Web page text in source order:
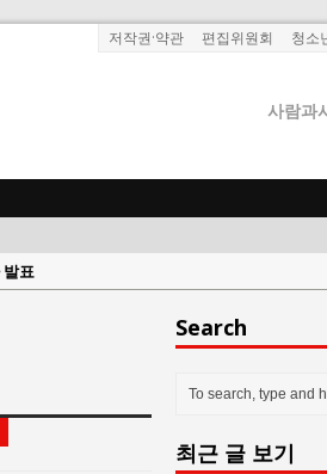
저작권·약관 편집위원회 청소
사람과
발표
생활정치 실현”
Search
최근 글 보기